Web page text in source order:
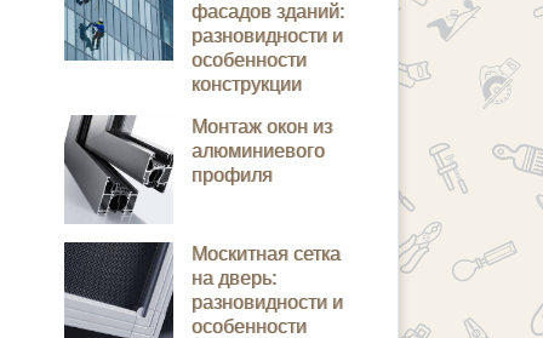
фасадов зданий:
разновидности и
особенности
конструкции
Монтаж окон из
алюминиевого
профиля
Москитная сетка
на дверь:
разновидности и
особенности